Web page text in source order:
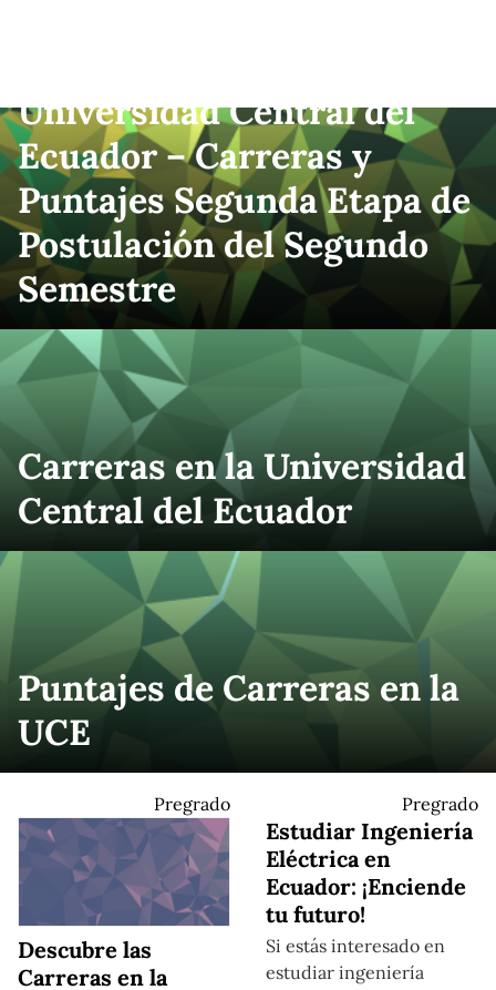
Universidad Central del
Ecuador – Carreras y
Puntajes Segunda Etapa de
Postulación del Segundo
Semestre
Carreras en la Universidad
Central del Ecuador
Puntajes de Carreras en la
UCE
Pregrado
Descubre las
Carreras en la
Pregrado
Estudiar Ingeniería
Eléctrica en
Ecuador: ¡Enciende
tu futuro!
Si estás interesado en
estudiar ingeniería